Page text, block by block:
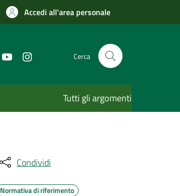
Accedi all'area personale
Cerca
Tutti gli argomenti
Condividi
Normativa di riferimento